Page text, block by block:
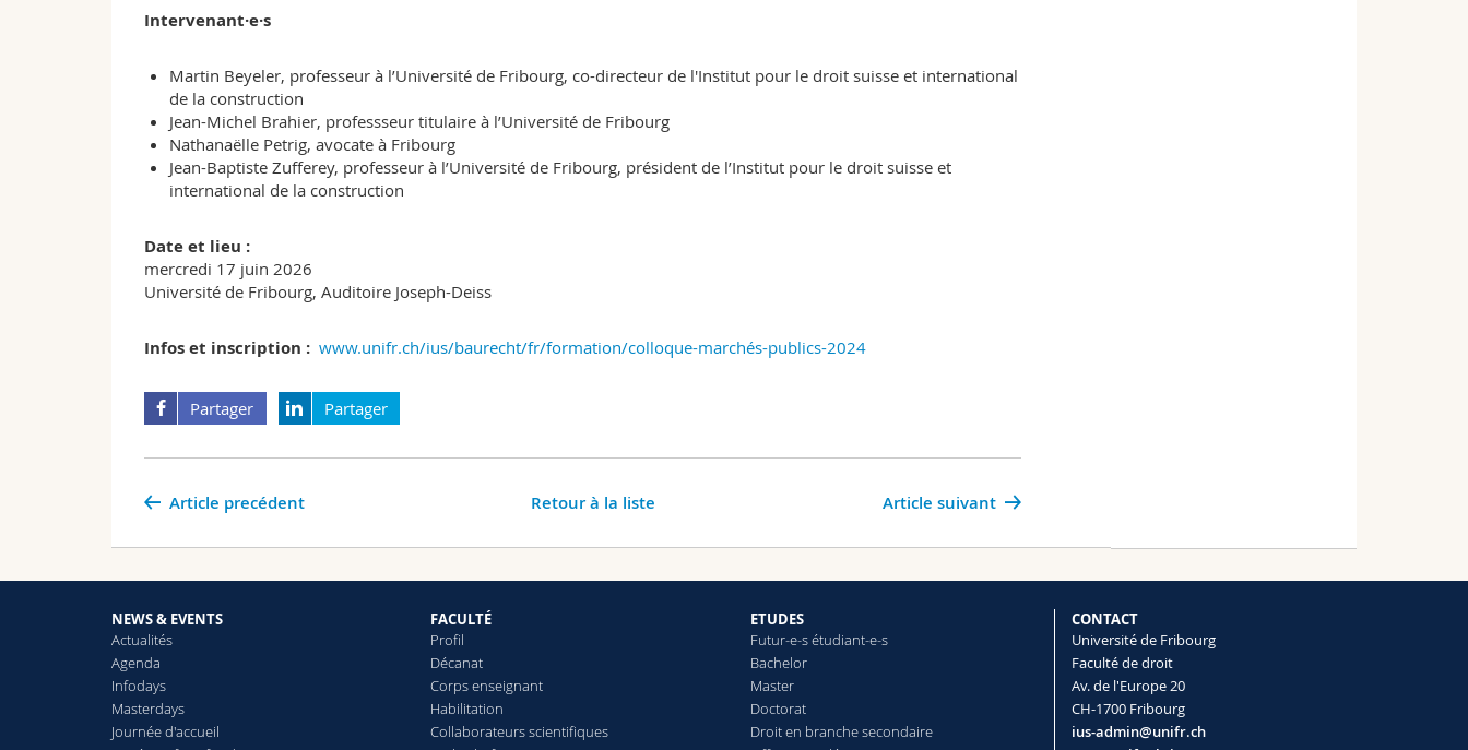
Intervenant·e·s
Martin Beyeler, professeur à l’Université de Fribourg, co-directeur de l'Institut pour le droit suisse et international
de la construction
Jean-Michel Brahier, professseur titulaire à l’Université de Fribourg
Nathanaëlle Petrig, avocate à Fribourg
Jean-Baptiste Zufferey, professeur à l’Université de Fribourg, président de l’Institut pour le droit suisse et
international de la construction
Date et lieu :
mercredi 17 juin 2026
Université de Fribourg, Auditoire Joseph-Deiss
Infos et inscription : www.unifr.ch/ius/baurecht/fr/formation/colloque-marchés-publics-2024
Partager Partager
Article suivant
Article precédent Retour à la liste
NEWS & EVENTS
Actualités
Agenda
Infodays
Masterdays
Journée d'accueil
FACULTÉ
Profil
Décanat
Corps enseignant
Habilitation
Collaborateurs scientifiques
ETUDES
Futur-e-s étudiant-e-s
Bachelor
Master
Doctorat
Droit en branche secondaire
CONTACT
Université de Fribourg
Faculté de droit
Av. de l'Europe 20
CH-1700 Fribourg
ius-admin@unifr.ch